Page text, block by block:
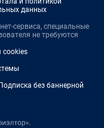
данных
сервиса, специальные
не требуются
cookies
без баннерной